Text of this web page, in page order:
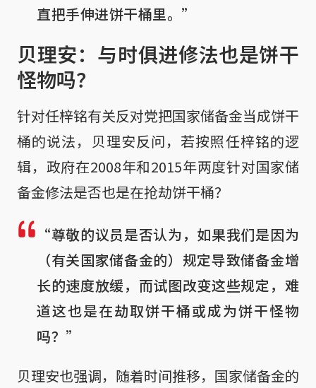
直把手伸进饼干桶里。”
贝理安：与时俱进修法也是饼干
怪物吗？
针对任梓铭有关反对党把国家储备金当成饼干
桶的说法，贝理安反问，若按照任梓铭的逻
辑，政府在2008年和2015年两度针对国家储
备金修法是否也是在抢劫饼干桶？
“尊敬的议员是否认为，如果我们是因为
（有关国家储备金的）规定导致储备金增
长的速度放缓，而试图改变这些规定，难
道这也是在劫取饼干桶或成为饼干怪物
吗？”
贝理安也强调，随着时间推移，国家储备金的